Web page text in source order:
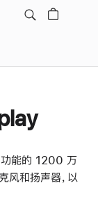
功能的 1200 万
和扬声器，以